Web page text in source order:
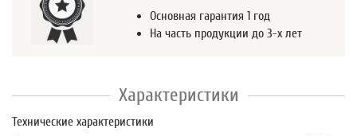
Основная гарантия 1 год
На часть продукции до 3-х лет
Характеристики
Технические характеристики